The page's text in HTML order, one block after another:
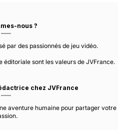
nous ?
par des passionnés de jeu vidéo.
éditoriale sont les valeurs de JVFrance.
chez JVFrance
aventure humaine pour partager votre